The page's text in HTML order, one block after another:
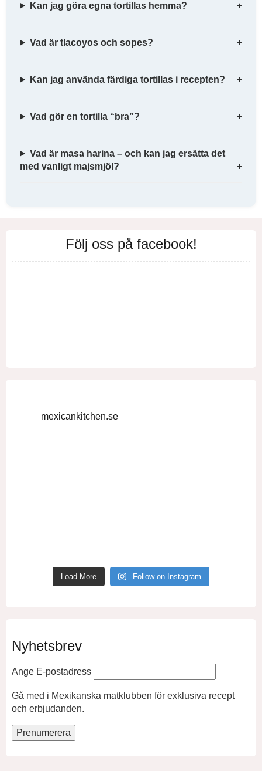
Kan jag göra egna tortillas hemma?
Vad är tlacoyos och sopes?
Kan jag använda färdiga tortillas i recepten?
Vad gör en tortilla “bra”?
Vad är masa harina – och kan jag ersätta det
med vanligt majsmjöl?
Följ oss på facebook!
mexicankitchen.se
Load More Follow on Instagram
Nyhetsbrev
Ange E-postadress
Gå med i Mexikanska matklubben för exklusiva recept
och erbjudanden.